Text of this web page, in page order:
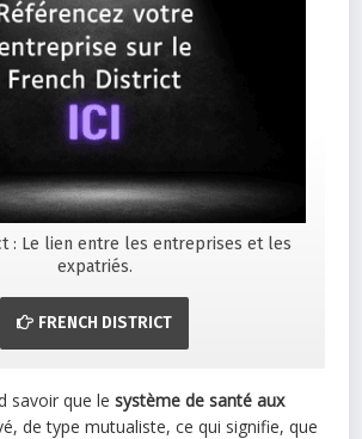
: Le lien entre les entreprises et les
expatriés.
FRENCH DISTRICT
savoir que le système de santé aux
de type mutualiste, ce qui signifie, que